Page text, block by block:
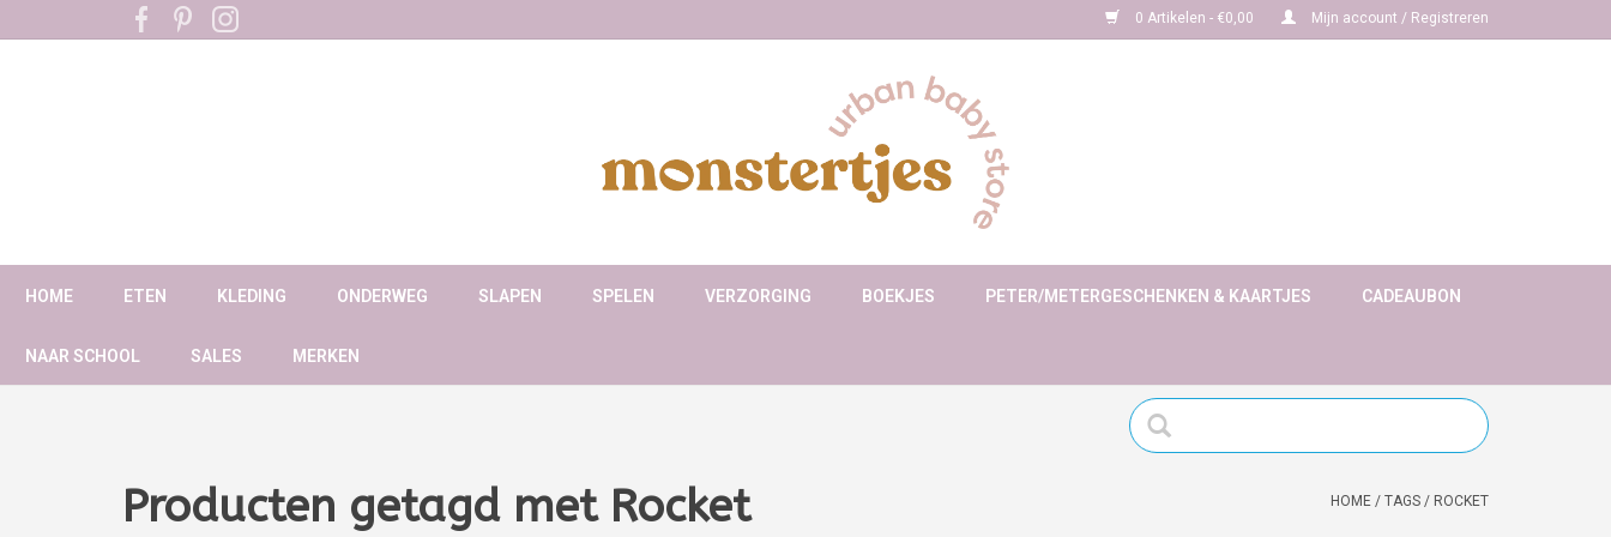
0 Artikelen - €0,00 Mijn account / Registreren
HOME ETEN KLEDING ONDERWEG SLAPEN SPELEN VERZORGING BOEKJES PETER/METERGESCHENKEN & KAARTJES CADEAUBON
NAAR SCHOOL SALES MERKEN
Producten getagd met Rocket HOME / TAGS / ROCKET